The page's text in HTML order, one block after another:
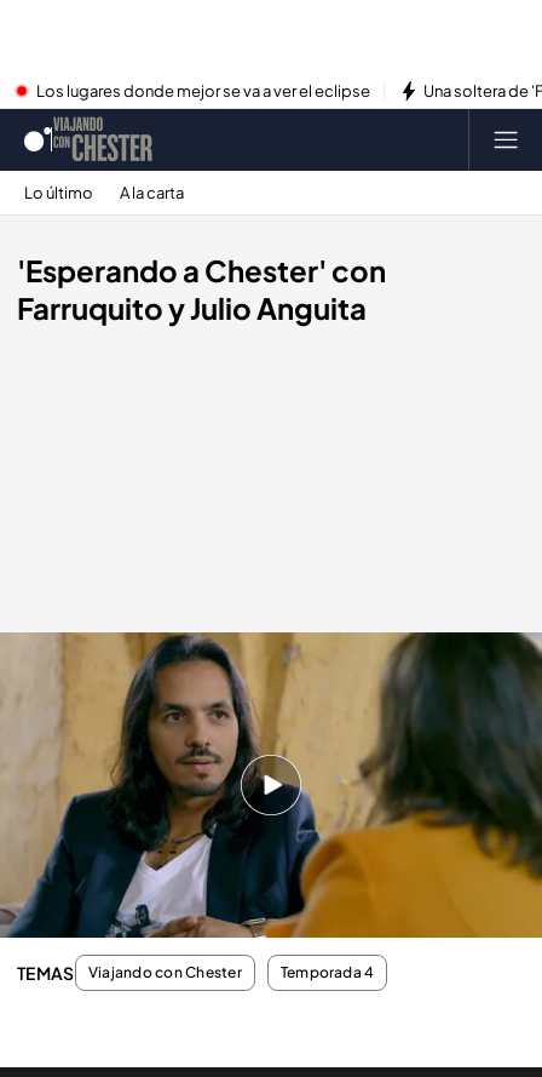
Los lugares donde mejor se va a ver el eclipse Una soltera de
Lo último A la carta
'Esperando a Chester' con
Farruquito y Julio Anguita
cuatro.com
14 JUN 2015 - 22:30h.
Compartir
Vuelve a ver 'Esperando a Chester', íntegro y a la
carta.
TEMAS Viajando con Chester Temporada 4